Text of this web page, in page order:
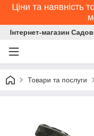
Ціни та наявність
Інтернет-магазин
Товари та послуги